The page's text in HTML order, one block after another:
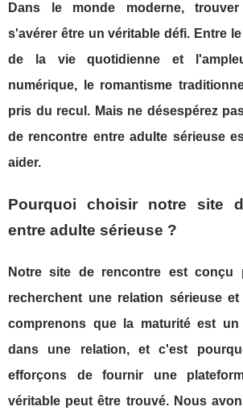
Dans le monde moderne,
s'avérer être un véritable défi. Entre
de la vie quotidienne et
numérique, le romantisme
pris du recul. Mais ne désespérez
de rencontre entre adulte sérieuse
aider.
Pourquoi choisir notre site
entre adulte sérieuse ?
Notre site de rencontre est conçu
recherchent une relation sérieuse
comprenons que la maturité est un
dans une relation, et c'est
efforçons de fournir une
véritable peut être trouvé. Nous